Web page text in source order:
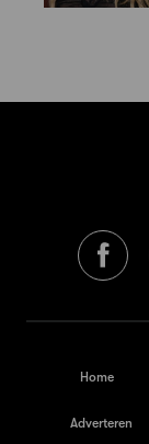
Home
Adverteren